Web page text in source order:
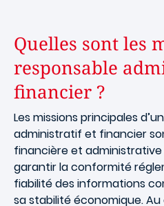
Quelles sont les
responsable
financier ?
Les missions principales
administratif et financier
financière et administrative
garantir la conformité
fiabilité des informations
sa stabilité économique.